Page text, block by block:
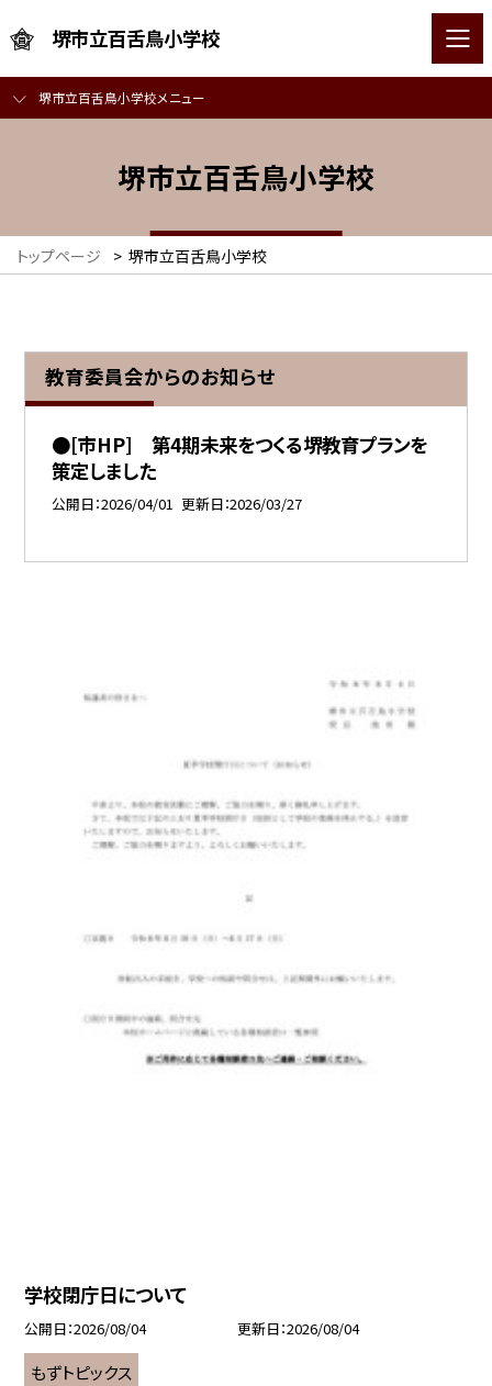
堺市立百舌鳥小学校
堺市立百舌鳥小学校メニュー
堺市立百舌鳥小学校
トップページ > 堺市立百舌鳥小学校
教育委員会からのお知らせ
●[市HP] 第4期未来をつくる堺教育プランを
策定しました
公開日 2026/04/01 更新日 2026/03/27
学校閉庁日について
公開日 2026/08/04 更新日 2026/08/04
もずトピックス